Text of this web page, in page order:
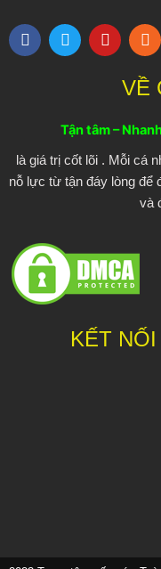
F
a
T
w
r
Y
o
e
R
s
VỀ
Tận tâm –
là giá trị cốt lõi . Mỗi cá
nỗ lực từ tận đáy lòng để
và
KẾT